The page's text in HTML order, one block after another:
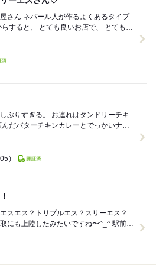
あるタイプ
れはタンドリーチキ
）
スエス？トリプルエス？スリーエス？
も上陸したみたいですね〜^⁠_⁠^ 駅前好